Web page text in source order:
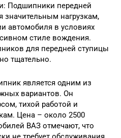
Подшипники передней
значительным нагрузкам,
автомобиля в условиях
стиле вождения.
для передней ступицы
тщательно.
является одним из
вариантов. Он
тихой работой и
Цена – около 2500
ВАЗ отмечают, что